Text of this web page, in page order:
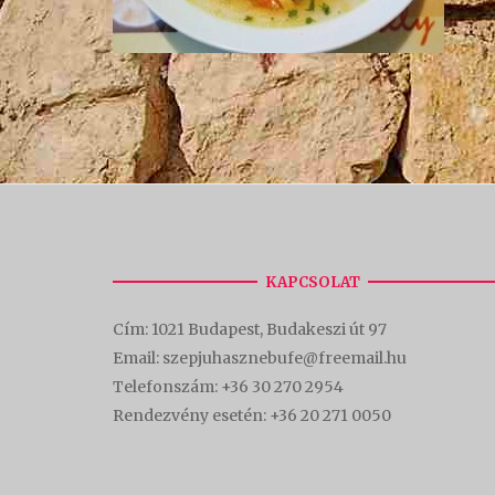
KAPCSOLAT
Cím: 1021 Budapest, Budakeszi út 97
Email: szepjuhasznebufe@freemail.hu
Telefonszám: +36 30 270 2954
Rendezvény esetén: +36 20 271 0050